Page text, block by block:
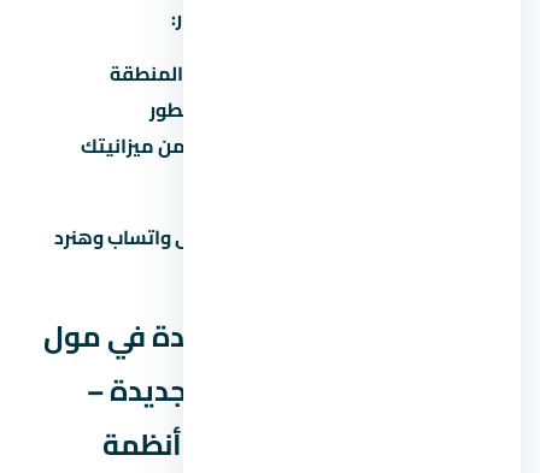
العاصمة الإدارية الجديدة. قبل ما تاخد قرار:
قارن السعر بمشاريع تانية في نفس المنطقة
تأكد من موعد التسليم وسمعة المطور
احسب القسط الشهري وتأكد إنه ضمن ميزانيتك
محتاج مساعدة في اتخاذ القرار؟ راسلنا على واتساب وهنرد
الجوانب القانونية لشراء وحدة في مول
ميد زي العاصمة الإدارية الجديدة –
أسعار حجز الوحدات وأفضل أنظمة